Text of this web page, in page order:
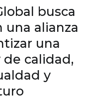
busca
una alianza
una
calidad,
y